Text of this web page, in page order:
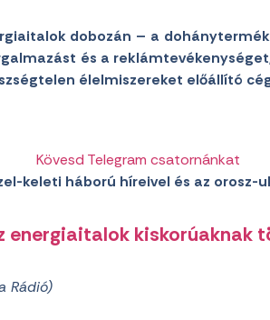
dobozán – a
és a
élelmiszereket előállító
Kövesd Telegram csatornánkat
keleti háború híreivel és az orosz-
energiaitalok kiskorúaknak
Rádió)